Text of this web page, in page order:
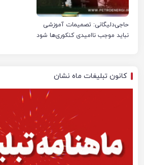
حاجی‌دلیگانی: تصمیمات آموزشی
نباید موجب ناامیدی کنکوری‌ها شود
کانون تبلیغات ماه نشان